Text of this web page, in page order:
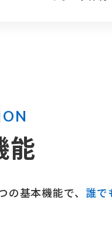
能
基本機能で、 誰で